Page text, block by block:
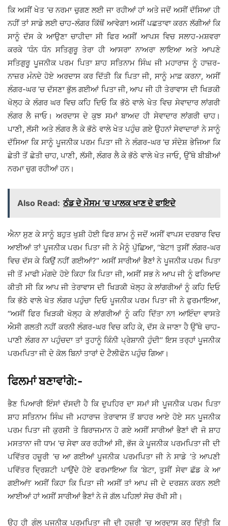
ਕਿ ਅਸੀਂ ਖੇਤ ’ਚ ਨਰਮਾ ਚੁਗਣ ਲਈ ਜਾ ਰਹੀਆਂ ਹਾਂ ਅਤੇ ਜਦੋਂ ਅਸੀਂ ਦੱਸਿਆ ਹੀ
ਨਹੀਂ ਤਾਂ ਸਾਡੇ ਲਈ ਚਾਹ-ਲੰਗਰ ਕਿੱਥੋਂ ਆਵੇਗਾ! ਅਸੀਂ ਪਛਤਾਵਾ ਕਰਨ ਲੱਗੀਆਂ ਕਿ
ਸਾਨੂੰ ਦੱਸ ਕੇ ਆਉਣਾ ਚਾਹੀਦਾ ਸੀ ਫਿਰ ਅਸੀਂ ਆਪਸ ਵਿਚ ਸਲਾਹ-ਮਸ਼ਵਰਾ
ਕਰਕੇ ‘ਧੰਨ ਧੰਨ ਸਤਿਗੁਰੂ ਤੇਰਾ ਹੀ ਆਸਰਾ’ ਨਾਅਰਾ ਲਾਇਆ ਅਤੇ ਆਪਣੇ
ਸਤਿਗੁਰੂ ਪੂਜਨੀਕ ਪਰਮ ਪਿਤਾ ਸ਼ਾਹ ਸਤਿਨਾਮ ਸਿੰਘ ਜੀ ਮਹਾਰਾਜ ਨੂੰ ਹਾਜ਼ਰ-
ਨਾਜ਼ਰ ਮੰਨਦੇ ਹੋਏ ਅਰਦਾਸ ਕਰ ਦਿੱਤੀ ਕਿ ਪਿਤਾ ਜੀ, ਸਾਨੂੰ ਮਾਫ਼ ਕਰਨਾ, ਅਸੀਂ
ਲੰਗਰ-ਘਰ ’ਚ ਦੱਸਣਾ ਭੁੱਲ ਗਈਆਂ ਪਿਤਾ ਜੀ, ਆਪ ਜੀ ਹੀ ਤੇਰਾਵਾਸ ਦੀ ਖਿੜਕੀ
ਖੋਲ੍ਹ ਕੇ ਲੰਗਰ ਘਰ ਵਿਚ ਕਹਿ ਦਿਓ ਕਿ ਭੱਠੇ ਵਾਲੇ ਖੇਤ ਵਿਚ ਸੇਵਾਦਾਰ ਲਾਂਗਰੀ
ਲੰਗਰ ਲੈ ਜਾਓ। ਅਰਦਾਸ ਦੇ ਕੁਝ ਸਮਾਂ ਬਾਅਦ ਹੀ ਸੇਵਾਦਾਰ ਲਾਂਗਰੀ ਚਾਹ।
ਪਾਣੀ, ਲੱਸੀ ਅਤੇ ਲੰਗਰ ਲੈ ਕੇ ਭੱਠੇ ਵਾਲੇ ਖੇਤ ਪਹੁੰਚ ਗਏ ਉਹਨਾਂ ਸੇਵਾਦਾਰਾਂ ਨੇ ਸਾਨੂੰ
ਦੱਸਿਆ ਕਿ ਸਾਨੂੰ ਪੂਜਨੀਕ ਪਰਮ ਪਿਤਾ ਜੀ ਨੇ ਲੰਗਰ-ਘਰ ’ਚ ਸੰਦੇਸ਼ ਭੇਜਿਆ ਕਿ
ਛੇਤੀ ਤੋਂ ਛੇਤੀ ਚਾਹ, ਪਾਣੀ, ਲੱਸੀ, ਲੰਗਰ ਲੈ ਕੇ ਭੱਠੇ ਵਾਲੇ ਖੇਤ ਜਾਓ, ਉੱਥੇ ਬੀਬੀਆਂ
ਨਰਮਾ ਚੁਗ ਰਹੀਆਂ ਹਨ।
Also Read: ਠੰਡ ਦੇ ਮੌਸਮ ’ਚ ਪਾਲਕ ਖਾਣ ਦੇ ਫਾਇਦੇ
ਐਨਾ ਸੁਣ ਕੇ ਸਾਨੂੰ ਬਹੁਤ ਖੁਸ਼ੀ ਹੋਈ ਫਿਰ ਸ਼ਾਮ ਨੂੰ ਜਦੋਂ ਅਸੀਂ ਵਾਪਸ ਦਰਬਾਰ ਵਿਚ
ਆਈਆਂ ਤਾਂ ਪੂਜਨੀਕ ਪਰਮ ਪਿਤਾ ਜੀ ਨੇ ਮੈਨੂੰ ਪੁੱਛਿਆ, ‘‘ਬੇਟਾ! ਤੁਸੀਂ ਲੰਗਰ-ਘਰ
ਵਿਚ ਦੱਸ ਕੇ ਕਿਉਂ ਨਹੀਂ ਗਈਆਂ?’’ ਅਸੀਂ ਸਾਰੀਆਂ ਭੈਣਾਂ ਨੇ ਪੂਜਨੀਕ ਪਰਮ ਪਿਤਾ
ਜੀ ਤੋਂ ਮਾਫੀ ਮੰਗਦੇ ਹੋਏ ਕਿਹਾ ਕਿ ਪਿਤਾ ਜੀ, ਅਸੀਂ ਸਭ ਨੇ ਆਪ ਜੀ ਨੂੰ ਫਰਿਆਦ
ਕੀਤੀ ਸੀ ਕਿ ਆਪ ਜੀ ਤੇਰਾਵਾਸ ਦੀ ਖਿੜਕੀ ਖੋਲ੍ਹ ਕੇ ਲਾਂਗਰੀਆਂ ਨੂੰ ਕਹਿ ਦਿਓ
ਕਿ ਭੱਠੇ ਵਾਲੇ ਖੇਤ ਲੰਗਰ ਪਹੁੰਚਾ ਦਿਓ ਪੂਜਨੀਕ ਪਰਮ ਪਿਤਾ ਜੀ ਨੇ ਫੁਰਮਾਇਆ,
‘‘ਅਸੀਂ ਫਿਰ ਖਿੜਕੀ ਖੋਲ੍ਹ ਕੇ ਲਾਂਗਰੀਆਂ ਨੂੰ ਕਹਿ ਦਿੱਤਾ ਨਾ! ਆਇੰਦਾ ਵਾਸਤੇ
ਐਸੀ ਗਲਤੀ ਨਹੀਂ ਕਰਨੀ ਲੰਗਰ-ਘਰ ਵਿਚ ਕਹਿ ਕੇ, ਦੱਸ ਕੇ ਜਾਣਾ ਹੈ ਉੱਥੇ ਚਾਹ-
ਪਾਣੀ ਲੰਗਰ ਨਾ ਪਹੁੰਚਦਾ ਤਾਂ ਤੁਹਾਨੂੰ ਕਿੰਨੀ ਪ੍ਰੇਸ਼ਾਨੀ ਹੁੰਦੀ’’ ਇਸ ਤਰ੍ਹਾਂ ਪੂਜਨੀਕ
ਪਰਮਪਿਤਾ ਜੀ ਦੇ ਕੋਲ ਬਿਨਾਂ ਤਾਰਾਂ ਦੇ ਟੈਲੀਫੋਨ ਪਹੁੰਚ ਗਿਆ।
ਫਿਲਮਾਂ ਬਣਾਵਾਂਗੇ:-
ਭੈਣ ਪਿਆਰੀ ਇੰਸਾਂ ਦੱਸਦੀ ਹੈ ਕਿ ਦੁਪਹਿਰ ਦਾ ਸਮਾਂ ਸੀ ਪੂਜਨੀਕ ਪਰਮ ਪਿਤਾ
ਸ਼ਾਹ ਸਤਿਨਾਮ ਸਿੰਘ ਜੀ ਮਹਾਰਾਜ ਤੇਰਾਵਾਸ ਤੋਂ ਬਾਹਰ ਆਏ ਹੋਏ ਸਨ ਪੂਜਨੀਕ
ਪਰਮ ਪਿਤਾ ਜੀ ਕੁਰਸੀ ਤੇ ਬਿਰਾਜਮਾਨ ਹੋ ਗਏ ਅਸੀਂ ਸਾਰੀਆਂ ਭੈਣਾਂ ਵੀ ਜੋ ਸ਼ਾਹ
ਮਸਤਾਨਾ ਜੀ ਧਾਮ ’ਚ ਸੇਵਾ ਕਰ ਰਹੀਆਂ ਸੀ, ਭੱਜ ਕੇ ਪੂਜਨੀਕ ਪਰਮਪਿਤਾ ਜੀ ਦੀ
ਪਵਿੱਤਰ ਹਜ਼ੂਰੀ ’ਚ ਆ ਗਈਆਂ ਪੂਜਨੀਕ ਪਰਮਪਿਤਾ ਜੀ ਨੇ ਸਾਡੇ ’ਤੇ ਆਪਣੀ
ਪਵਿੱਤਰ ਦ੍ਰਿਸ਼ਟੀ ਪਾਉਂਦੇ ਹੋਏ ਫਰਮਾਇਆ ਕਿ ‘ਬੇਟਾ, ਤੁਸੀਂ ਸੇਵਾ ਛੱਡ ਕੇ ਆ
ਗਈਆਂ!’ ਅਸੀਂ ਕਿਹਾ ਕਿ ਪਿਤਾ ਜੀ ਅਸੀਂ ਤਾਂ ਆਪ ਜੀ ਦੇ ਦਰਸ਼ਨ ਕਰਨ ਲਈ
ਆਈਆਂ ਹਾਂ ਅਸੀਂ ਸਾਰੀਆਂ ਭੈਣਾਂ ਨੇ ਜੋ ਗੱਲ ਪਹਿਲਾਂ ਸੋਚ ਰੱਖੀ ਸੀ।
ਉਹ ਹੀ ਗੰਲ ਪੂਜਨੀਕ ਪਰਮਪਿਤਾ ਜੀ ਦੀ ਹਜ਼ੂਰੀ ’ਚ ਅਰਦਾਸ ਕਰ ਦਿੱਤੀ ਕਿ